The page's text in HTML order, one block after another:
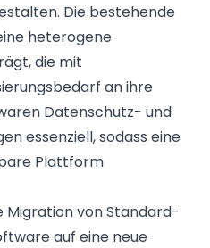
Die bestehende
heterogene
die mit
an ihre
Datenschutz- und
essenziell, sodass eine
Plattform
Migration von Standard-
auf eine neue